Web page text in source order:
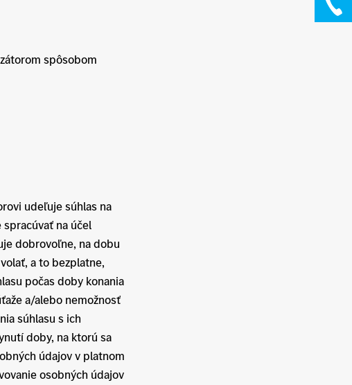
spôsobom
udeľuje súhlas na
na účel
dobrovoľne, na dobu
a to bezplatne,
počas doby konania
a/alebo nemožnosť
súhlasu s ich
doby, na ktorú sa
údajov v platnom
osobných údajov